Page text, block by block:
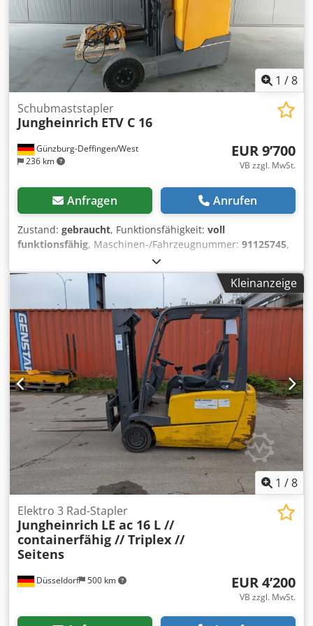
1 /8
Günzburg-Deffingen/West
236 km
Schubmaststapler
Jungheinrich ETV C 16
EUR 9’700
VB zzgl. MwSt.
Anfragen Anrufen
Zustand: gebraucht, Funktionsfähigkeit: voll
funktionsfähig, Maschinen-/Fahrzeugnummer: 91125745,
, Betriebsstunden:
kg, Hubhöhe:5’900 mm, Freihub:1’800 mm, Kraftstofftyp:
elektrisch, Masttyp: 2’510 mm,
Gabellänge:
1’150 mm , Antriebsart:Elektro,
Schubmaststapler Fahrgestellnummer: 91125745
Lastschwerpunkt: 500 Gabelbreite: 100 mm Gabeldicke: 40
mm ISO Klasse: ISO Klasse 2 = 1.000 - 2.500 kg Masttyp:
Triplex Dsdpezhp Ecofx Afxswa Zustand: Einsatzbereit und
voll funktionsfähig Zustand Technisch: gut Bereifung vorne
Typ: Vollgummi Bereifung vorne Zustand: 60 - 80%
Bereifung hinten Typ: Vollgummi Bereifung hinten
Zustand: 60 - 80% Batterie Volt: 24V Batterie Ah: 625Ah
Batterie Hersteller: JH Batterie Typ: PzS Batterie Zustand:
40 - 60% Seitenschieber, 3. Ventil,
Kleinanzeige
1 /8
Düsseldorf 500 km
Elektro 3 Rad-Stapler
Jungheinrich LE ac 16 L //
containerfähig // Triplex //
Seitens
EUR 4’200
VB zzgl. MwSt.